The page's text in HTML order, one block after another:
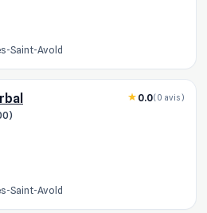
Saint-Avold
0.0(0 avis)
Saint-Avold